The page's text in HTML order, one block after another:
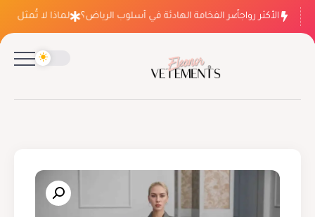
الأكثر رواجاً
لماذا ينتصر الفخامة الهادئة في أسلوب الرياض؟ لماذا لا تُمثل